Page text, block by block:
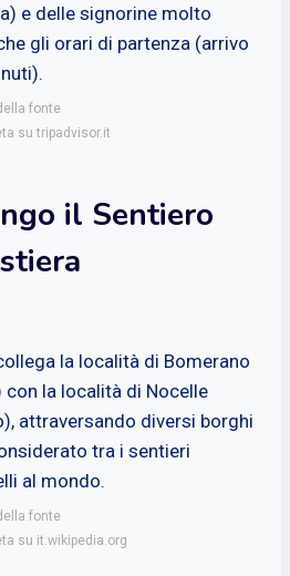
e delle signorine molto
gli orari di partenza (arrivo
fonte
su tripadvisor.it
il Sentiero
la località di Bomerano
la località di Nocelle
attraversando diversi borghi
tra i sentieri
al mondo.
fonte
su it.wikipedia.org